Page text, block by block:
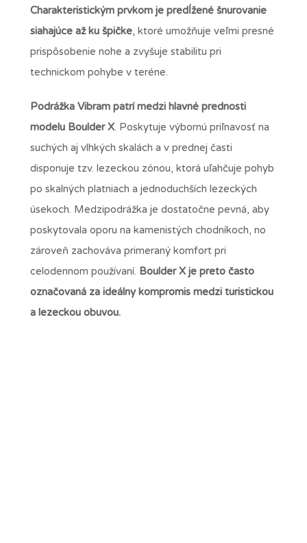
Charakteristickým prvkom je predĺžené šnurovanie
siahajúce až ku špičke, ktoré umožňuje veľmi presné
prispôsobenie nohe a zvyšuje stabilitu pri
technickom pohybe v teréne.
Podrážka Vibram patrí medzi hlavné prednosti
modelu Boulder X. Poskytuje výbornú priľnavosť na
suchých aj vlhkých skalách a v prednej časti
disponuje tzv. lezeckou zónou, ktorá uľahčuje pohyb
po skalných platniach a jednoduchších lezeckých
úsekoch. Medzipodrážka je dostatočne pevná, aby
poskytovala oporu na kamenistých chodníkoch, no
zároveň zachováva primeraný komfort pri
celodennom používaní. Boulder X je preto často
označovaná za ideálny kompromis medzi turistickou
a lezeckou obuvou.